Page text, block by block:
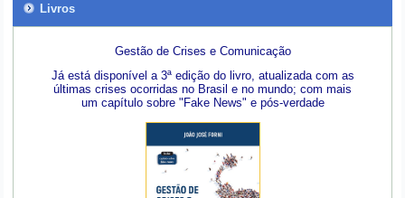
Livros
Gestão de Crises e Comunicação
Já está disponível a 3ª edição do livro, atualizada com as
últimas crises ocorridas no Brasil e no mundo; com mais
um capítulo sobre "Fake News" e pós-verdade